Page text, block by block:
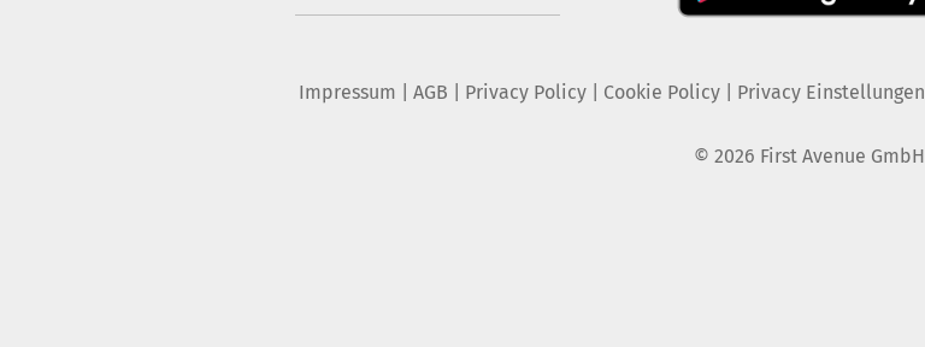
Impressum AGB Privacy Policy| Cookie Policy| Privacy Einstellungen
© 2026 First Avenue GmbH